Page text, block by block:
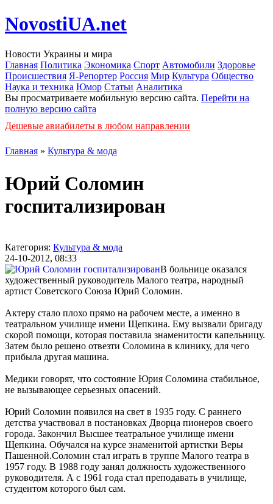
NovostiUA.net
Новости Украины и мира
Главная Политика Экономика Спорт Автомобили Здоровье
Происшествия Я-Репортер Россия Мир Культура Общество
Наука и техника Юмор Статьи Аналитика
Вы просматриваете мобильную версию сайта. Перейти на
полную версию сайта
Дешевые авиабилеты в любом направлении
Главная » Культура & мода
Юрий Соломин
госпитализирован
Категория: Культура & мода
24-10-2012, 08:33
В больнице оказался
художественный руководитель Малого театра, народный
артист Советского Союза Юрий Соломин.
Актеру стало плохо прямо на рабочем месте, а именно в
театральном училище имени Щепкина. Ему вызвали бригаду
скорой помощи, которая поставила знаменитости капельницу.
Затем было решено отвезти Соломина в клинику, для чего
прибыла другая машина.
Медики говорят, что состояние Юрия Соломина стабильное,
не вызывающее серьезных опасений.
Юрий Соломин появился на свет в 1935 году. С раннего
детства участвовал в постановках Дворца пионеров своего
города. Закончил Высшее театральное училище имени
Щепкина. Обучался на курсе знаменитой артистки Веры
Пашенной.Соломин стал играть в труппе Малого театра в
1957 году. В 1988 году занял должность художественного
руководителя. А с 1961 года стал преподавать в училище,
студентом которого был сам.